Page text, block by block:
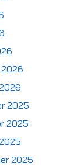
2025
2025
2025